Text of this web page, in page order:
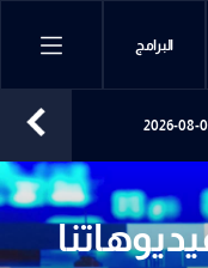
البرامج